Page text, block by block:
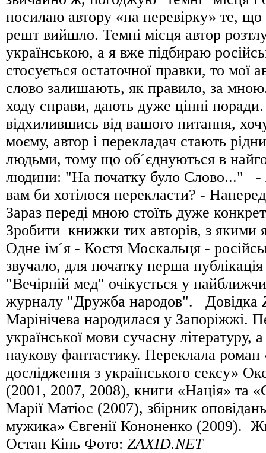
посилаю автору «на перевірку» те,
решт вийшло. Темні місця автор
українською, а я вже підбираю
стосується остаточної правки, то мої
слово залишають, як правило, за
ходу справи, дають дуже цінні
відхилившись від вашого питання,
моєму, автор і перекладач стають
людьми, тому що об´єднуються в
людини: "На початку було Слово..." -
вам би хотілося перекласти? -
Зараз переді мною стоїть дуже
Зробити книжки тих авторів, з
Одне ім´я - Костя Москальця -
звучало, для початку перша
"Вечірній мед" очікується у
журналу "Дружба народов". Довідка
Марінічева народилася у Запоріжжі.
української мови сучасну літературу, а
наукову фантастику. Переклала роман
дослідження з українського сексу»
(2001, 2007, 2008), книги «Нація» та
Марії Матіос (2007), збірник
мужика» Євгенії Кононенко (2009).
Остап Кінь Фото: ZAXID.NET